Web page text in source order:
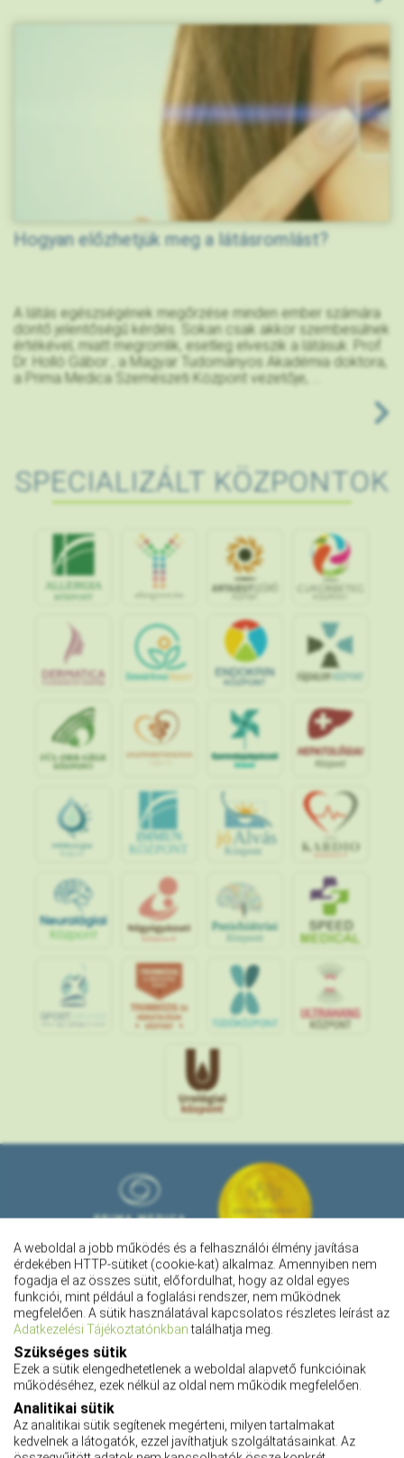
A weboldal a jobb működés és a felhasználói élmény javítása
érdekében HTTP-sütiket (cookie-kat) alkalmaz. Amennyiben nem
fogadja el az összes sütit, előfordulhat, hogy az oldal egyes
funkciói, mint például a foglalási rendszer, nem működnek
megfelelően. A sütik használatával kapcsolatos részletes leírást az
Adatkezelési Tájékoztatónkbantalálhatja meg.
Szükséges sütik
Ezek a sütik elengedhetetlenek a weboldal alapvető funkcióinak
működéséhez, ezek nélkül az oldal nem működik megfelelően.
Analitikai sütik
Az analitikai sütik segítenek megérteni, milyen tartalmakat
kedvelnek a látogatók, ezzel javíthatjuk szolgáltatásainkat. Az
Hogyan előzhetjük meg a látásromlást?
A látás egészségének megőrzése minden ember számára
döntő jelentőségű kérdés. Sokan csak akkor szembesülnek
értékével, miatt megromlik, esetleg elveszik a látásuk. Prof.
Dr. Holló Gábor , a Magyar Tudományos Akadémia doktora,
a Prima Medica Szemészeti Központ vezetője, ...
SPECIALIZÁLT KÖZPONTOK
IMMUN
KÖZPONT
jó Alvás
Központ
Adatkezelési tájékoztató
Adatvédelmi tájékoztató
Impresszum